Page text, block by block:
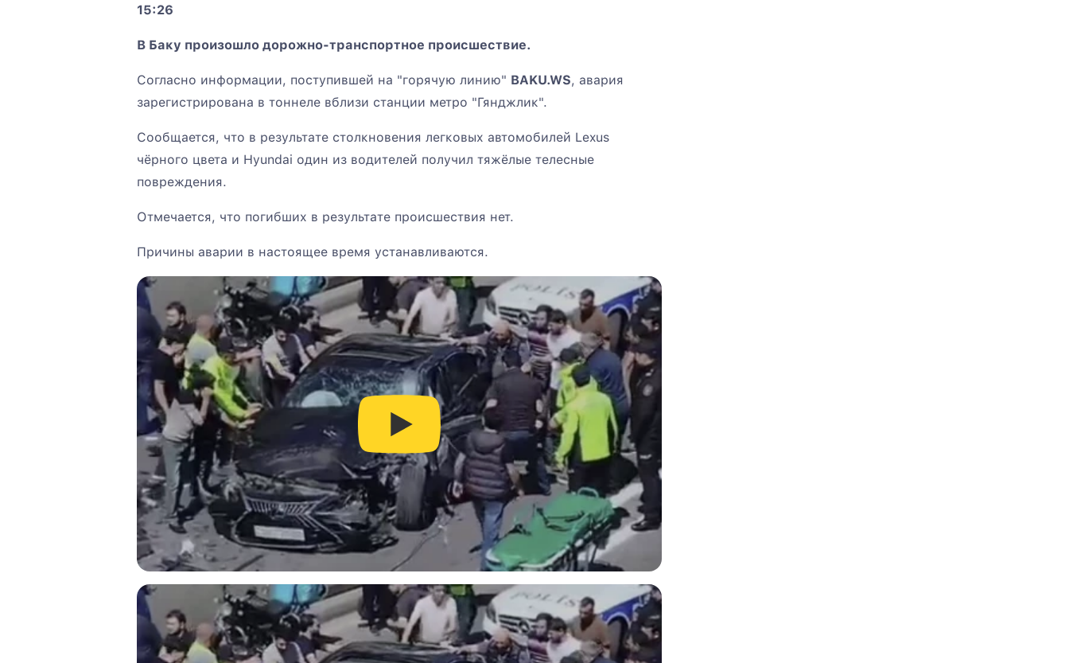
15:26
В Баку произошло дорожно-транспортное происшествие.
Согласно информации, поступившей на "горячую линию" BAKU.WS, авария
зарегистрирована в тоннеле вблизи станции метро "Гянджлик".
Сообщается, что в результате столкновения легковых автомобилей Lexus
чёрного цвета и Hyundai один из водителей получил тяжёлые телесные
повреждения.
Отмечается, что погибших в результате происшествия нет.
Причины аварии в настоящее время устанавливаются.